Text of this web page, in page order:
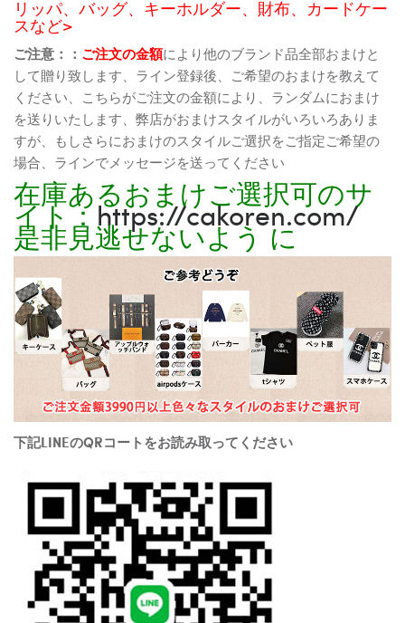
リッパ、バッグ、キーホルダー、財布、カードケー
スなど>
ご注意：： ご注文の金額により他のブランド品全部おまけと
して贈り致します、ライン登録後、ご希望のおまけを教えて
ください、こちらがご注文の金額により、ランダムにおまけ
を送りいたします、弊店がおまけスタイルがいろいろありま
すが、もしさらにおまけのスタイルご選択をご指定ご希望の
場合、ラインでメッセージを送ってください
在庫あるおまけご選択可のサ
イト：https://cakoren.com/
是非見逃せないよう に
下記LINEのQRコートをお読み取ってください